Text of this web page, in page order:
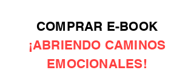
COMPRAR E-BOOK
¡ABRIENDO CAMINOS
EMOCIONALES!